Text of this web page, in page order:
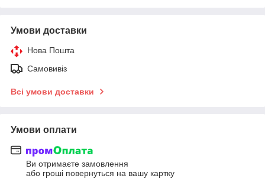
Умови доставки
Нова Пошта
Самовивіз
Всі умови доставки
Умови оплати
Ви отримаєте замовлення
або гроші повернуться на вашу картку